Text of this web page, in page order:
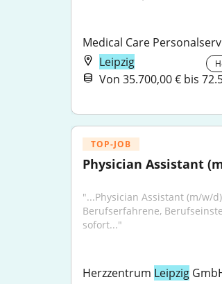
Medical Care
Leipzig
Von 35.700,00 € bis
TOP-JOB
Physician Assistant
"...Physician Assistant (m/w/d)
Berufserfahrene,
sofort..."
Herzzentrum Leipzig